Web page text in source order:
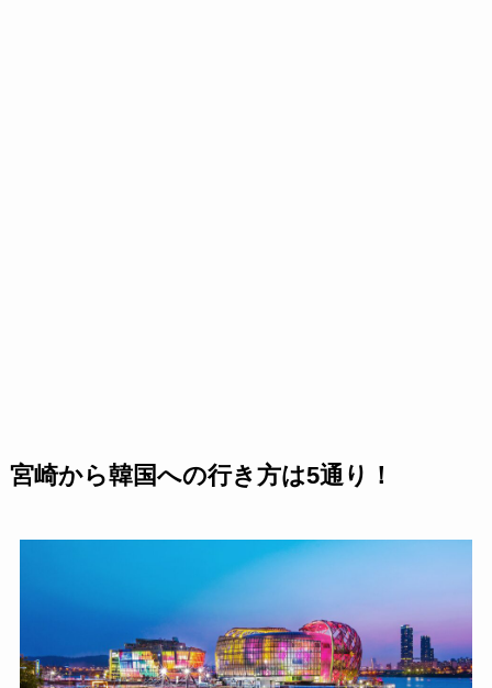
宮崎から韓国への行き方は5通り！